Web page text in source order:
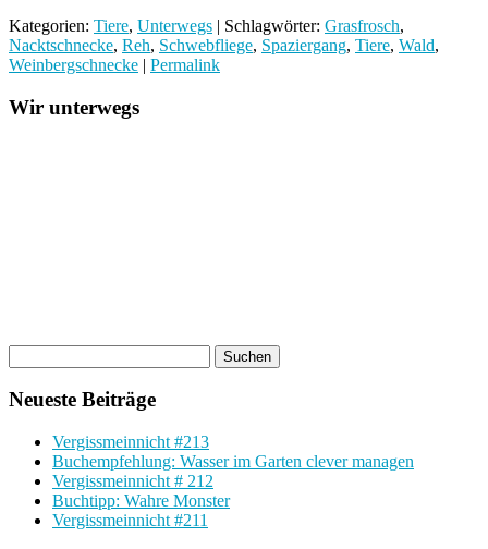
Kategorien: Tiere, Unterwegs | Schlagwörter: Grasfrosch,
Nacktschnecke, Reh, Schwebfliege, Spaziergang, Tiere, Wald,
Weinbergschnecke | Permalink
Wir unterwegs
Neueste Beiträge
Vergissmeinnicht #213
Buchempfehlung: Wasser im Garten clever managen
Vergissmeinnicht # 212
Buchtipp: Wahre Monster
Vergissmeinnicht #211